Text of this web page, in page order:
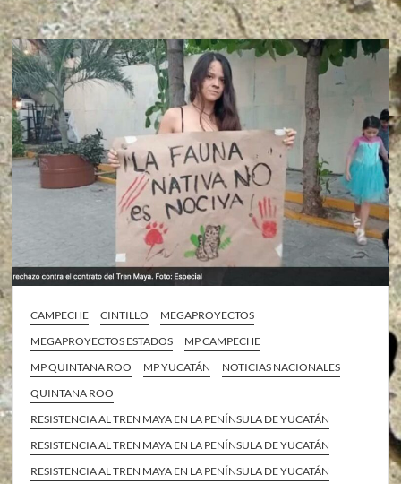
CAMPECHE CINTILLO
MEGAPROYECTOS
MEGAPROYECTOS ESTADOS
MP CAMPECHE
MP QUINTANA ROO
MP YUCATÁN
NOTICIAS NACIONALES
QUINTANA ROO
RESISTENCIA AL TREN MAYA EN LA PENÍNSULA DE YUCATÁN
RESISTENCIA AL TREN MAYA EN LA PENÍNSULA DE YUCATÁN
RESISTENCIA AL TREN MAYA EN LA PENÍNSULA DE YUCATÁN